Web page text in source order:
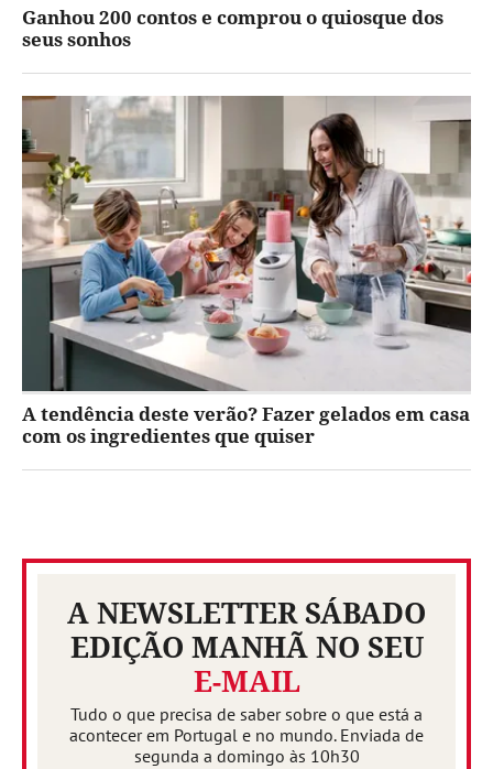
Ganhou 200 contos e comprou o quiosque dos
seus sonhos
A tendência deste verão? Fazer gelados em casa
com os ingredientes que quiser
A NEWSLETTER SÁBADO
EDIÇÃO MANHÃ NO SEU
E-MAIL
Tudo o que precisa de saber sobre o que está a
acontecer em Portugal e no mundo. Enviada de
segunda a domingo às 10h30